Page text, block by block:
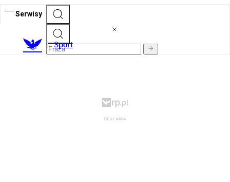
Serwisy
Sport